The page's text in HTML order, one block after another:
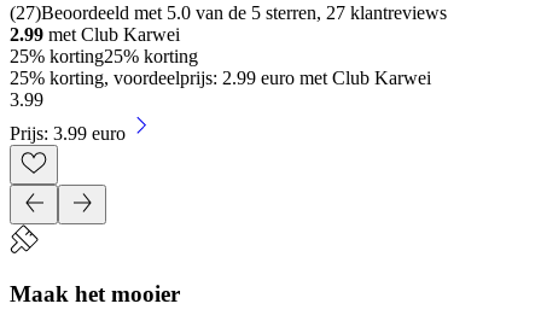
(27)Beoordeeld met 5.0 van de 5 sterren, 27 klantreviews
2.99 met Club Karwei
25% korting25% korting
25% korting, voordeelprijs: 2.99 euro met Club Karwei
3.99
Prijs: 3.99 euro
Maak het mooier